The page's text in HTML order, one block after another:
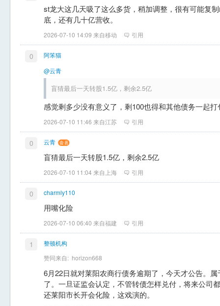
st龙大这几天吸了这么多货，稍加调整，很有可能复
底，还有几十亿营收。
2026-07-10 14:09 来自移动 引用
0
阿笨猫
@云青
盲猜最后一天转股1.5亿，剩余2.5亿
感觉剩多少没有意义了，剩100也得和其他债务一起打
2026-07-10 11:46 来自江苏 引用
0 云青
盲猜最后一天转股1.5亿，剩余2.5亿
2026-07-10 11:04 来自上海 引用
0 charmly110
用嘴化险
2026-07-10 06:40 来自福建 引用
1
整顿机构
赞同来自: horizon668
6月22日就对莱阳农商行债务逾期了，今天才公告。
了。一旦证监会认定，不管转债怎样兑付，将来公司
还莱阳市长开会化险，这戏演的。